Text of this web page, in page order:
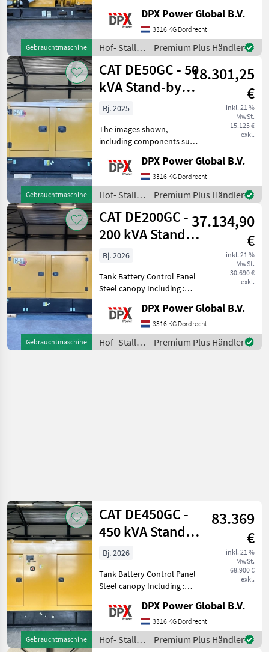
Gebrauchtmaschine
Engine is completely
rebuild by CAT or even
unused/surplus. All other
components are usu
DPX Power Global B.V.
3316 KG Dordrecht
Hof- Stall-
und
Weidetechnik
/ CAT
Premium Plus Händler
Gebrauchtmaschine
CAT DE50GC - 50
kVA Stand-by
Generator Set -
DPX-182
18.301,25
€
inkl. 21 %
MwSt.
15.125 €
exkl.
Bj. 2025
The images shown,
including components such
breaker, coolant heater etc.
may differ from the actual
units that are available for
sale.
DPX Power Global B.V.
3316 KG Dordrecht
Hof- Stall-
und
Weidetechnik
/ CAT
Premium Plus Händler
Gebrauchtmaschine
CAT DE200GC -
200 kVA Stand-
by Generator -
DPX-18211
37.134,90
€
inkl. 21 %
MwSt.
30.690 €
exkl.
Bj. 2026
Tank Battery Control Panel
Steel canopy Including :
charger Caterpillar
DE200GC Generator Set
specifically designed for
stand-by duty. Hof
DPX Power Global B.V.
3316 KG Dordrecht
Hof- Stall-
und
Premium Plus Händler
Gebrauchtmaschine
CAT DE450GC -
450 kVA Stand-
by Generator -
DPX-18219
83.369
€
inkl. 21 %
MwSt.
68.900 €
exkl.
Bj. 2026
Tank Battery Control Panel
Steel canopy Including :
charger Including :
Caterpillar PL444 cellular
radio system Hof- Stall- und
Weidetechn
DPX Power Global B.V.
3316 KG Dordrecht
Hof- Stall-
Premium Plus Händler